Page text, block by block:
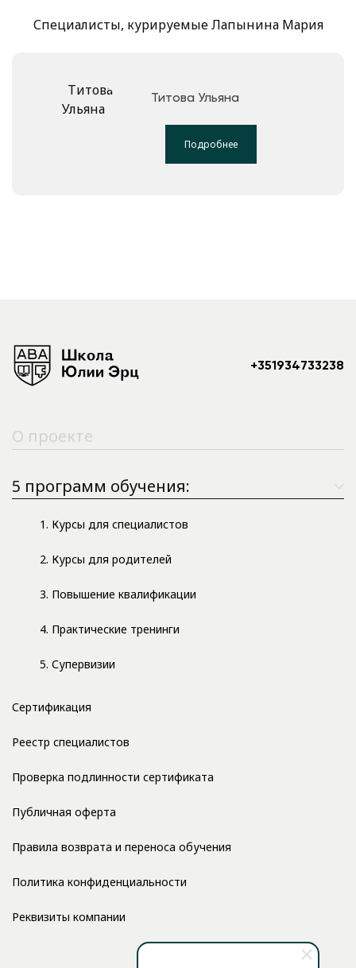
Специалисты, курируемые Лапынина Мария
Титова Ульяна
Подробнее
+351934733238
О проекте
5 программ обучения:
1. Курсы для специалистов
2. Курсы для родителей
3. Повышение квалификации
4. Практические тренинги
5. Супервизии
Сертификация
Реестр специалистов
Проверка подлинности сертификата
Публичная оферта
Правила возврата и переноса обучения
Политика конфиденциальности
Реквизиты компании